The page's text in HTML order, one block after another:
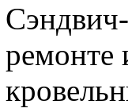
ремонте